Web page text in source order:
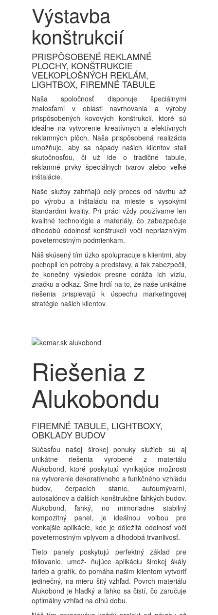
Výstavba
konštrukcií
PRISPÔSOBENÉ REKLAMNÉ
PLOCHY, KONŠTRUKCIE
VEĽKOPLOŠNÝCH REKLÁM,
LIGHTBOX, FIREMNÉ TABULE
Naša spoločnosť disponuje špeciálnymi
znalosťami v oblasti navrhovania a výroby
prispôsobených kovových konštrukcií, ktoré sú
ideálne na vytvorenie kreatívnych a efektívnych
reklamných plôch. Naša prispôsobená realizácia
umožňuje, aby sa nápady našich klientov stali
skutočnosťou, či už ide o tradičné tabule,
reklamné prvky špeciálnych tvarov alebo veľké
inštalácie.
Naše služby zahŕňajú celý proces od návrhu až
po výrobu a inštaláciu na mieste s vysokými
štandardmi kvality. Pri práci vždy používame len
kvalitné technológie a materiály, čo zabezpečuje
dlhodobú odolnosť konštrukcií voči nepriaznivým
poveternostným podmienkam.
Náš skúsený tím úzko spolupracuje s klientmi, aby
pochopil ich potreby a predstavy, a tak zabezpečil,
že konečný výsledok presne odráža ich víziu,
značku a odkaz. Sme hrdí na to, že naše unikátne
riešenia prispievajú k úspechu marketingovej
stratégie našich klientov.
Riešenia z
Alukobondu
FIREMNÉ TABULE, LIGHTBOXY,
OBKLADY BUDOV
Súčasťou našej širokej ponuky služieb sú aj
unikátne riešenia vyrobené z materiálu
Alukobond, ktoré poskytujú vynikajúce možnosti
na vytvorenie dekoratívneho a funkčného vzhľadu
budov, čerpacích staníc, autoumývarní,
autosalónov a ďalších konštrukčne ľahkých budov.
Alukobond, ľahký, no mimoriadne stabilný
kompozitný panel, je ideálnou voľbou pre
vonkajšie aplikácie, kde je dôležitá odolnosť voči
poveternostným vplyvom a dlhodobá trvanlivosť.
Tieto panely poskytujú perfektný základ pre
fóliovanie, umož- ňujúce aplikáciu širokej škály
farieb a grafík, čo pomáha našim klientom vytvoriť
jedinečný, na mieru šitý vzhľad. Povrch materiálu
Alukobond je hladký a ľahko sa čistí, čo zaručuje
optimálny vzhľad na dlhú dobu.